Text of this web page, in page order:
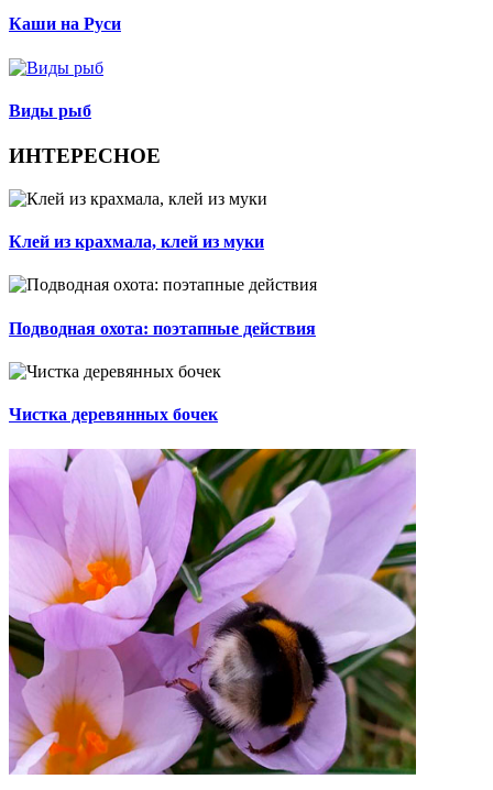
Каши на Руси
Виды рыб
ИНТЕРЕСНОЕ
Клей из крахмала, клей из муки
Подводная охота: поэтапные действия
Чистка деревянных бочек